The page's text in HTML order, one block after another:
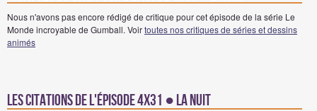
Nous n'avons pas encore rédigé de critique pour cet épisode de la série Le
Monde incroyable de Gumball. Voirtoutes nos critiques de séries et dessins
animés
Les citations de l'épisode 4x31 ● La Nuit